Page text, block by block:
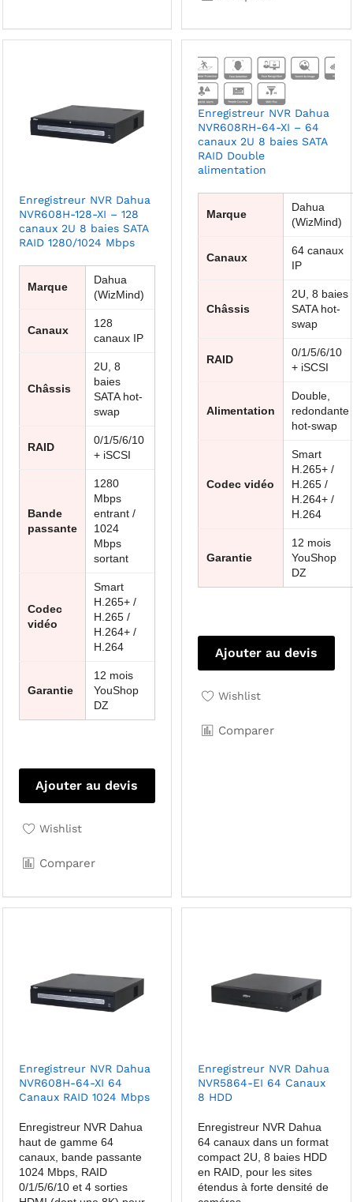
Enregistreur NVR Dahua
NVR608H-128-XI – 128
canaux 2U 8 baies SATA
RAID 1280/1024 Mbps
Marque
Dahua
(WizMind)
Canaux
128
canaux IP
Châssis
2U, 8
baies
SATA hot-
swap
RAID
0/1/5/6/10
+ iSCSI
Bande
passante
1280
Mbps
entrant /
1024
Mbps
sortant
Codec
vidéo
Smart
H.265+ /
H.265 /
H.264+ /
H.264
Garantie
12 mois
YouShop
DZ
Ajouter au devis
Wishlist
Comparer
Enregistreur NVR Dahua
NVR608RH-64-XI – 64
canaux 2U 8 baies SATA
RAID Double
alimentation
Marque
Dahua
(WizMind)
Canaux
64 canaux
IP
Châssis
2U, 8 baies
SATA hot-
swap
RAID
0/1/5/6/10
+ iSCSI
Alimentation
Double,
redondante
hot-swap
Codec vidéo
Smart
H.265+ /
H.265 /
H.264+ /
H.264
Garantie
12 mois
YouShop
DZ
Ajouter au devis
Wishlist
Comparer
Enregistreur NVR Dahua
NVR608H-64-XI 64
Canaux RAID 1024 Mbps
Enregistreur NVR Dahua
haut de gamme 64
canaux, bande passante
1024 Mbps, RAID
0/1/5/6/10 et 4 sorties
Enregistreur NVR Dahua
NVR5864-EI 64 Canaux
8 HDD
Enregistreur NVR Dahua
64 canaux dans un format
compact 2U, 8 baies HDD
en RAID, pour les sites
étendus à forte densité de